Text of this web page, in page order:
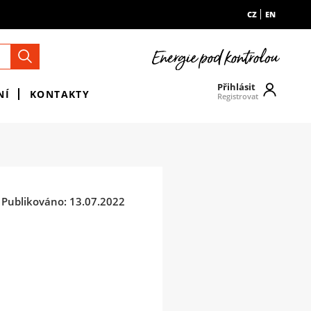
CZ EN
KONTAKTY
Přihlásit
Registrovat
Publikováno: 13.07.2022